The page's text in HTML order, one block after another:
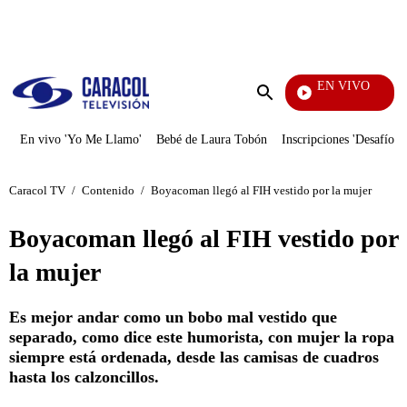
Enviar
EN VIVO
Vecinos
En vivo 'Yo Me Llamo' Bebé de Laura Tobón Inscripciones 'Desafío'
Caracol TV / Contenido / Boyacoman llegó al FIH vestido por la mujer
Boyacoman llegó al FIH vestido por
la mujer
Es mejor andar como un bobo mal vestido que
separado, como dice este humorista, con mujer la ropa
siempre está ordenada, desde las camisas de cuadros
hasta los calzoncillos.